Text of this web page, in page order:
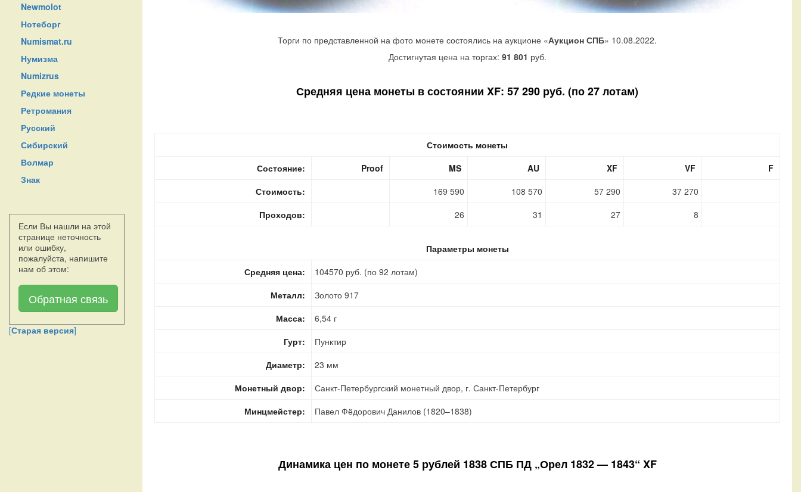
Newmolot
Нотеборг
Numismat.ru
Нумизма
Numizrus
Редкие монеты
Ретромания
Русский
Сибирский
Волмар
Знак
Если Вы нашли на этой
странице неточность
или ошибку,
пожалуйста, напишите
нам об этом:
Обратная связь
[Старая версия]
Торги по представленной на фото монете состоялись на аукционе «Аукцион СПБ» 10.08.2022.
Достигнутая цена на торгах: 91 801 руб.
Средняя цена монеты в состоянии XF: 57 290 руб. (по 27 лотам)
Стоимость монеты
Состояние:
Proof MS AU XF VF
F
Стоимость:
169 590 108 570 57 290
37 270
Проходов:
26 31 27 8
Параметры монеты
Средняя цена:
104570 руб. (по 92 лотам)
Металл:
Золото 917
Масса:
6,54 г
Гурт:
Пунктир
Диаметр:
23 мм
Монетный двор:
Санкт-Петербургский монетный двор, г. Санкт-Петербург
Минцмейстер:
Павел Фёдорович Данилов (1820–1838)
Динамика цен по монете5 рублей 1838 СПБ ПД „Орел 1832 — 1843“ XF